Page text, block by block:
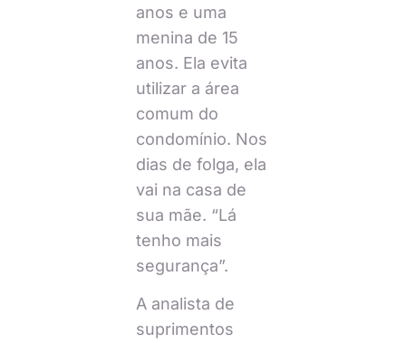
anos e uma
menina de 15
anos. Ela evita
utilizar a área
comum do
condomínio. Nos
dias de folga, ela
vai na casa de
sua mãe. “Lá
tenho mais
segurança”.
A analista de
suprimentos